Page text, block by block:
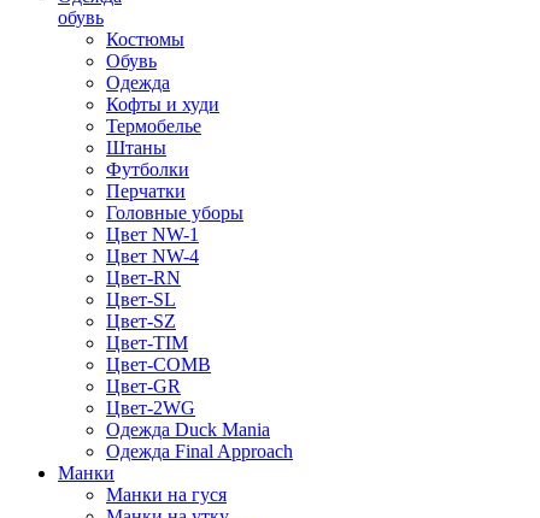
обувь
Костюмы
Обувь
Одежда
Кофты и худи
Термобелье
Штаны
Футболки
Перчатки
Головные уборы
Цвет NW-1
Цвет NW-4
Цвет-RN
Цвет-SL
Цвет-SZ
Цвет-TIM
Цвет-COMB
Цвет-GR
Цвет-2WG
Одежда Duck Mania
Одежда Final Approach
Манки
Манки на гуся